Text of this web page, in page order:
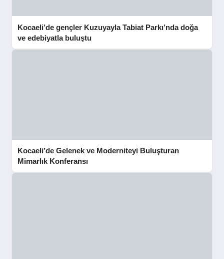
Kocaeli’de gençler Kuzuyayla Tabiat Parkı’nda doğa
ve edebiyatla buluştu
Kocaeli’de Gelenek ve Moderniteyi Buluşturan
Mimarlık Konferansı